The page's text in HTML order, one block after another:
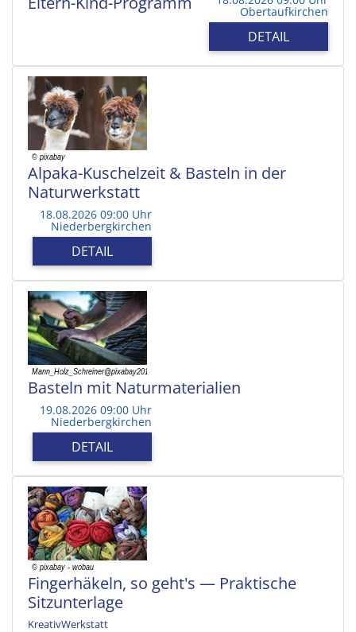
Obertaufkirchen
DETAIL
Alpaka-Kuschelzeit & Basteln in der
Naturwerkstatt
18.08.2026 09:00 Uhr
Niederbergkirchen
DETAIL
Basteln mit Naturmaterialien
19.08.2026 09:00 Uhr
Niederbergkirchen
DETAIL
Fingerhäkeln, so geht's — Praktische
Sitzunterlage
KreativWerkstatt